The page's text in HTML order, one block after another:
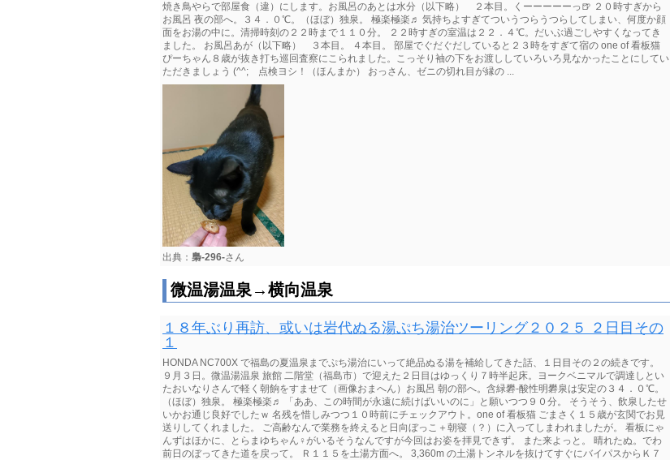
焼き鳥やらで部屋食（違）にします。お風呂のあとは水分（以下略） ２本目。くーーーーーっ🍺 ２０時すぎから
お風呂 夜の部へ。３４．０℃。（ほぼ）独泉。 極楽極楽♬ 気持ちよすぎてついうつらうつらしてしまい、何度か顔
面をお湯の中に。清掃時刻の２２時まで１１０分。 ２２時すぎの室温は２２．４℃。だいぶ過ごしやすくなってき
ました。 お風呂あが（以下略） ３本目。 ４本目。 部屋でぐだぐだしていると２３時をすぎて宿の one of 看板猫
ぴーちゃん８歳が抜き打ち巡回査察にこられました。こっそり袖の下をお渡ししていろいろ見なかったことにしてい
ただきましょう (^^; 点検ヨシ！（ほんまか） おっさん、ゼニの切れ目が縁の ...
出典： 梟-296-さん
微温湯温泉→横向温泉
１８年ぶり再訪、或いは岩代ぬる湯ぷち湯治ツーリング２０２５ ２日目その
１
HONDA NC700X で福島の夏温泉までぷち湯治にいって絶品ぬる湯を補給してきた話、１日目その２の続きです。
９月３日。微温湯温泉 旅館 二階堂（福島市）で迎えた２日目はゆっくり７時半起床。ヨークベニマルで調達しとい
たおいなりさんで軽く朝餉をすませて（画像おまへん）お風呂 朝の部へ。含緑礬-酸性明礬泉は安定の３４．０℃。
（ほぼ）独泉。 極楽極楽♬ 「ああ、この時間が永遠に続けばいいのに」と願いつつ９０分。 そうそう、飲泉したせ
いかお通じ良好でしたｗ 名残を惜しみつつ１０時前にチェックアウト。one of 看板猫 ごまさく１５歳が玄関でお見
送りしてくれました。 ご高齢なんで業務を終えると日向ぼっこ＋朝寝（？）に入ってしまわれましたが。 看板にゃ
んずはほかに、とらまゆちゃん♀がいるそうなんですが今回はお姿を拝見できず。 また来よっと。 晴れたぬ。でわ
前日のぼってきた道を戻って。 Ｒ１１５を土湯方面へ。 3,360m の土湯トンネルを抜けてすぐにバイパスからＫ７